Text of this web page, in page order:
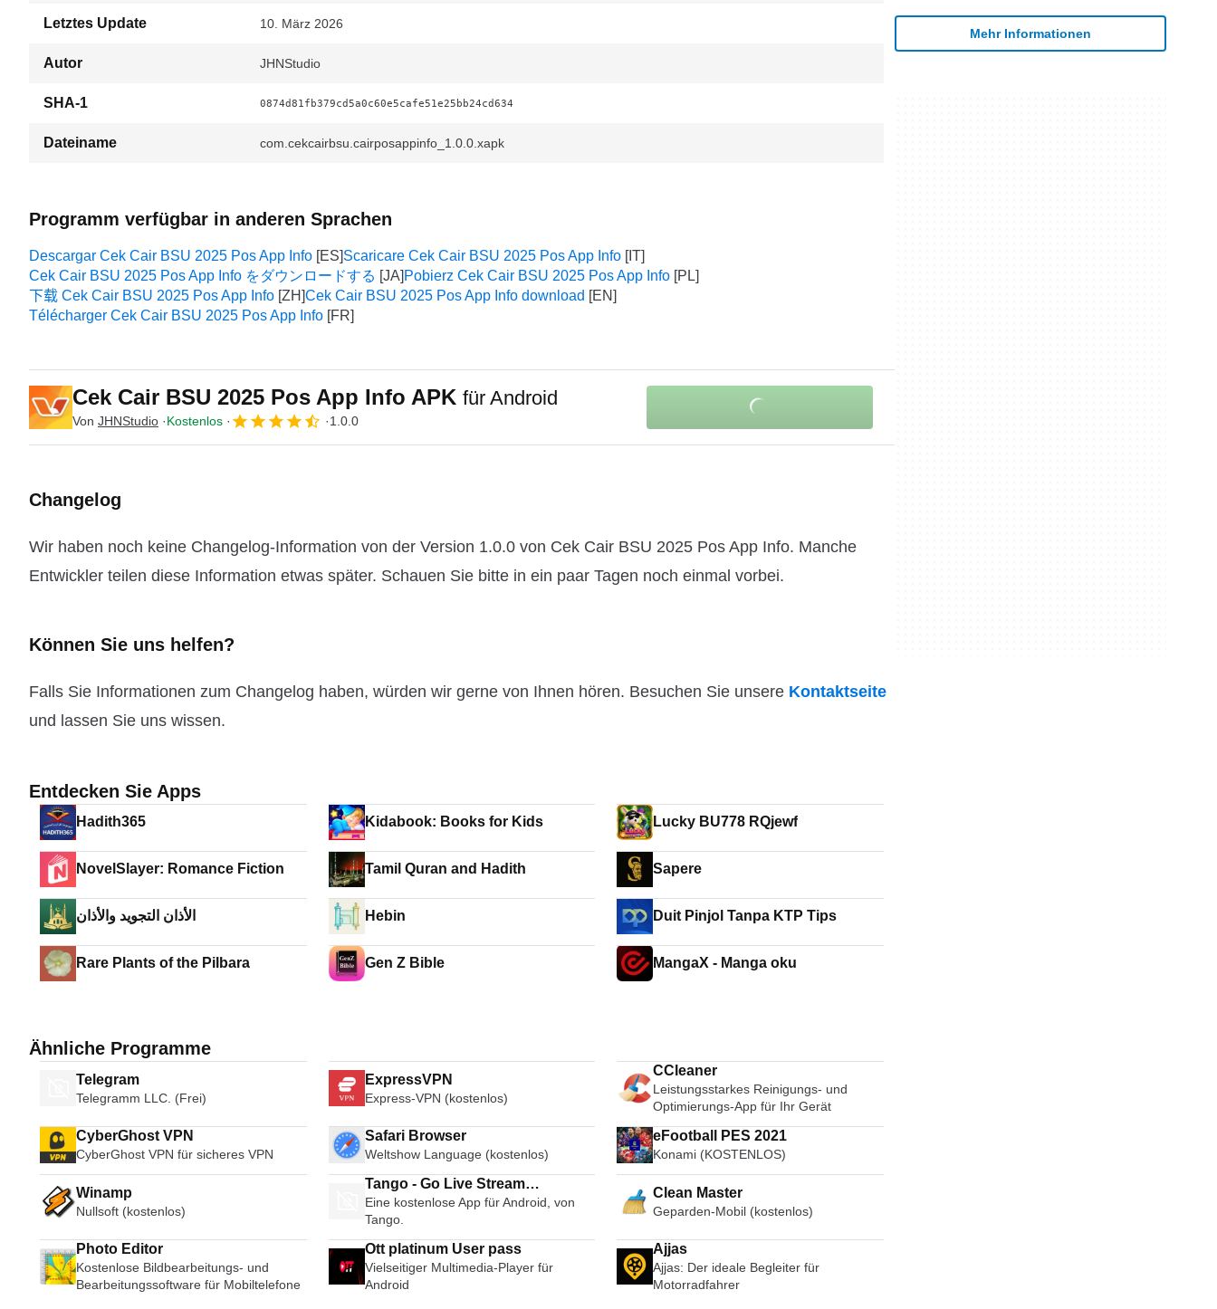
Letztes Update 10. März 2026
Autor JHNStudio
SHA-1 0874d81fb379cd5a0c60e5cafe51e25bb24cd634
Dateiname com.cekcairbsu.cairposappinfo_1.0.0.xapk
Programm verfügbar in anderen Sprachen
Descargar Cek Cair BSU 2025 Pos App Info
Scaricare Cek Cair BSU 2025 Pos App Info
Cek Cair BSU 2025 Pos App Info をダウンロードする
Pobierz Cek Cair BSU 2025 Pos App Info
下载 Cek Cair BSU 2025 Pos App Info
Cek Cair BSU 2025 Pos App Info download
Télécharger Cek Cair BSU 2025 Pos App Info
Cek Cair BSU 2025 Pos App Info APK für Android
Von JHNStudio Kostenlos 1.0.0
Changelog
Wir haben noch keine Changelog-Information von der Version 1.0.0 von Cek Cair BSU 2025 Pos App Info. Manche
Entwickler teilen diese Information etwas später. Schauen Sie bitte in ein paar Tagen noch einmal vorbei.
Können Sie uns helfen?
Falls Sie Informationen zum Changelog haben, würden wir gerne von Ihnen hören. Besuchen Sie unsere Kontaktseite
und lassen Sie uns wissen.
Entdecken Sie Apps
Hadith365 Kidabook: Books for Kids Lucky BU778 RQjewf
NovelSlayer: Romance Fiction Tamil Quran and Hadith Sapere
الأذان التجويد والأذان Hebin Duit Pinjol Tanpa KTP Tips
Rare Plants of the Pilbara Gen Z Bible MangaX - Manga oku
Ähnliche Programme
Telegram
Telegramm LLC. (Frei)
ExpressVPN
Express-VPN (kostenlos)
CCleaner
Leistungsstarkes Reinigungs- und
Optimierungs-App für Ihr Gerät
CyberGhost VPN
CyberGhost VPN für sicheres VPN
Safari Browser
Weltshow Language (kostenlos)
eFootball PES 2021
Konami (KOSTENLOS)
Winamp
Nullsoft (kostenlos)
Tango - Go Live Stream
Broadcast Live Video Chat
Eine kostenlose App für Android, von
Tango.
Clean Master
Geparden-Mobil (kostenlos)
Photo Editor
Kostenlose Bildbearbeitungs- und
Bearbeitungssoftware für Mobiltelefone
Ott platinum User pass
Vielseitiger Multimedia-Player für
Android
Ajjas
Ajjas: Der ideale Begleiter für
Motorradfahrer
Mehr Informationen